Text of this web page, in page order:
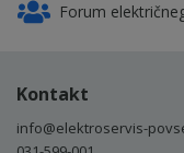
Forum
Kontakt
info@elektroservis-